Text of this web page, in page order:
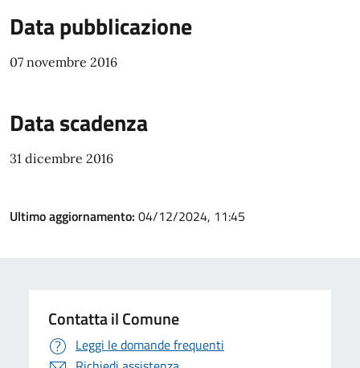
Data pubblicazione
07 novembre 2016
Data scadenza
31 dicembre 2016
Ultimo aggiornamento: 04/12/2024, 11:45
Contatta il Comune
Leggi le domande frequenti